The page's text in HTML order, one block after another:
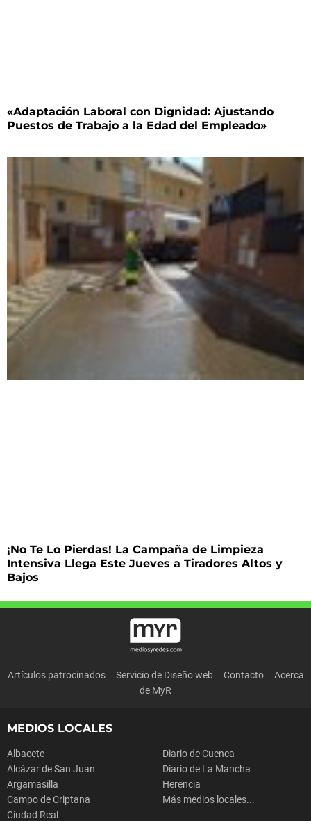
«Adaptación Laboral con Dignidad: Ajustando
Puestos de Trabajo a la Edad del Empleado»
¡No Te Lo Pierdas! La Campaña de Limpieza
Intensiva Llega Este Jueves a Tiradores Altos y
Bajos
Artículos patrocinados Servicio de Diseño web Contacto
Acerca
de MyR
MEDIOS LOCALES
Albacete
Alcázar de San Juan
Argamasilla
Campo de Criptana
Ciudad Real
Diario de Cuenca
Diario de La Mancha
Herencia
Más medios locales...